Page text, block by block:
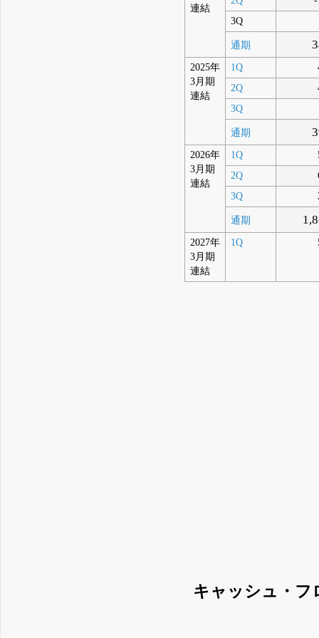
連結
3Q
通期
2025年
3月期
連結
1Q
2Q
3Q
通期
2026年
3月期
連結
1Q
2Q
3Q
通期
2027年
3月期
連結
1Q
キャッシュ・フ